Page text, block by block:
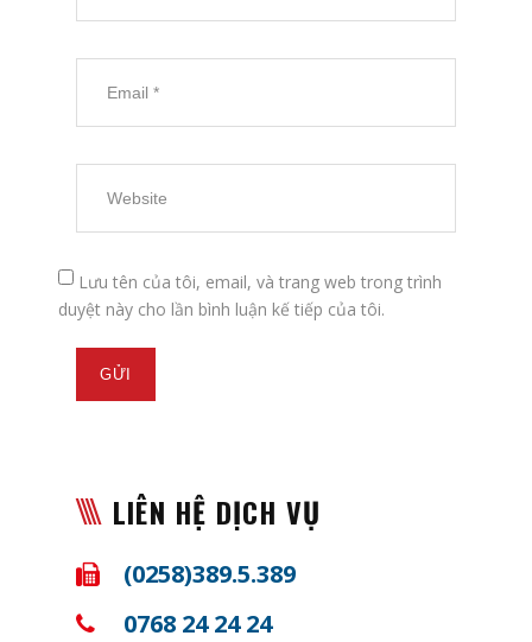
Lưu tên của tôi, email, và trang web trong trình
duyệt này cho lần bình luận kế tiếp của tôi.
LIÊN HỆ DỊCH VỤ
(0258)389.5.389
0768 24 24 24